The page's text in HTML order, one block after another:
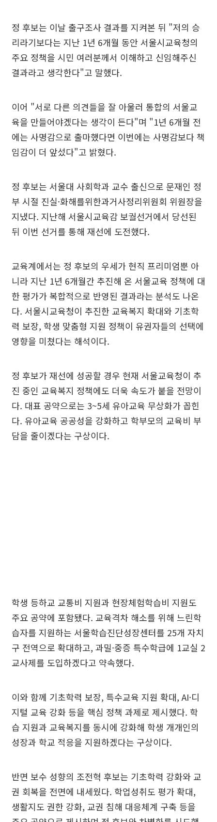
정 후보는 이날 출구조사 결과를 지켜본 뒤 "저의 승
리라기보다는 지난 1년 6개월 동안 서울시교육청의
주요 정책을 시민 여러분께서 이해하고 신임해주신
결과라고 생각한다"고 말했다.
이어 "서로 다른 의견들을 잘 아울러 통합의 서울교
육을 만들어야겠다는 생각이 든다"며 "1년 6개월 전
에는 사명감으로 출마했다면 이번에는 사명감보다 책
임감이 더 앞섰다"고 밝혔다.
정 후보는 서울대 사회학과 교수 출신으로 문재인 정
부 시절 진실·화해를위한과거사정리위원회 위원장을
지냈다. 지난해 서울시교육감 보궐선거에서 당선된
뒤 이번 선거를 통해 재선에 도전했다.
교육계에서는 정 후보의 우세가 현직 프리미엄뿐 아
니라 지난 1년 6개월간 추진해 온 서울교육 정책에 대
한 평가가 복합적으로 반영된 결과라는 분석도 나온
다. 서울시교육청이 추진한 교육복지 확대와 기초학
력 보장, 학생 맞춤형 지원 정책이 유권자들의 선택에
영향을 미쳤다는 해석이다.
정 후보가 재선에 성공할 경우 현재 서울교육청이 추
진 중인 교육복지 정책에도 더욱 속도가 붙을 전망이
다. 대표 공약으로는 3~5세 유아교육 무상화가 꼽힌
다. 유아교육 공공성을 강화하고 학부모의 교육비 부
담을 줄이겠다는 구상이다.
학생 등하교 교통비 지원과 현장체험학습비 지원도
주요 공약에 포함됐다. 교육격차 해소를 위해 느린학
습자를 지원하는 서울학습진단성장센터를 25개 자치
구 전역으로 확대하고, 과밀·중증 특수학급에 1교실 2
교사제를 도입하겠다고 약속했다.
이와 함께 기초학력 보장, 특수교육 지원 확대, AI·디
지털 교육 강화 등을 핵심 정책 과제로 제시했다. 학
습 지원과 교육복지를 동시에 강화해 학생 개개인의
성장과 학교 적응을 지원하겠다는 구상이다.
반면 보수 성향의 조전혁 후보는 기초학력 강화와 교
권 회복을 전면에 내세웠다. 학업성취도 평가 확대,
생활지도 권한 강화, 교권 침해 대응체계 구축 등을